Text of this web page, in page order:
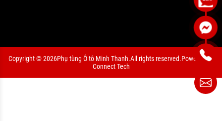
Copyright © 2026Phụ tùng Ô tô Minh Thanh.All rights reserved.Powered by
Connect Tech